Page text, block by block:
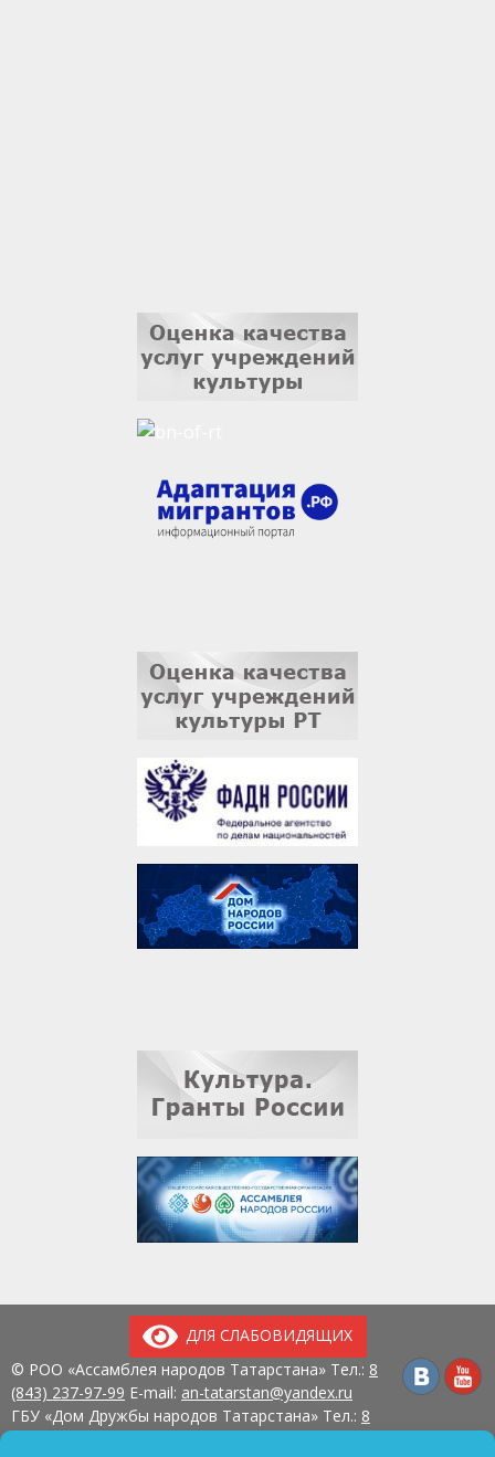
ДЛЯ СЛАБОВИДЯЩИХ
© РОО «Ассамблея народов Татарстана» Тел.: 8
(843) 237-97-99 E-mail: an-tatarstan@yandex.ru
ГБУ «Дом Дружбы народов Татарстана» Тел.: 8